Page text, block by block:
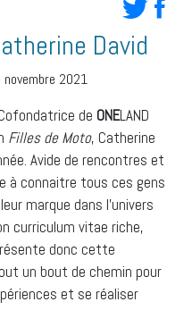
David
novembre 2021
de ONELAND
Filles de Moto, Catherine
Avide de rencontres et
à connaitre tous ces gens
marque dans l’univers
curriculum vitae riche,
donc cette
un bout de chemin pour
et se réaliser